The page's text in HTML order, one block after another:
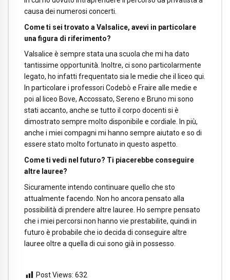
causa dei numerosi concerti.
Come ti sei trovato a Valsalice, avevi in particolare
una figura di riferimento?
Valsalice è sempre stata una scuola che mi ha dato
tantissime opportunità. Inoltre, ci sono particolarmente
legato, ho infatti frequentato sia le medie che il liceo qui.
In particolare i professori Codebò e Fraire alle medie e
poi al liceo Bove, Accossato, Sereno e Bruno mi sono
stati accanto, anche se tutto il corpo docenti si è
dimostrato sempre molto disponibile e cordiale. In più,
anche i miei compagni mi hanno sempre aiutato e so di
essere stato molto fortunato in questo aspetto.
Come ti vedi nel futuro? Ti piacerebbe conseguire
altre lauree?
Sicuramente intendo continuare quello che sto
attualmente facendo. Non ho ancora pensato alla
possibilità di prendere altre lauree. Ho sempre pensato
che i miei percorsi non hanno vie prestabilite, quindi in
futuro è probabile che io decida di conseguire altre
lauree oltre a quella di cui sono già in possesso.
Post Views: 632